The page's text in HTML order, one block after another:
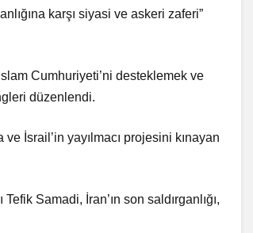
karşı siyasi ve askeri zaferi”
Cumhuriyeti’ni desteklemek ve
düzenlendi.
İsrail’in yayılmacı projesini kınayan
Samadi, İran’ın son saldırganlığı,